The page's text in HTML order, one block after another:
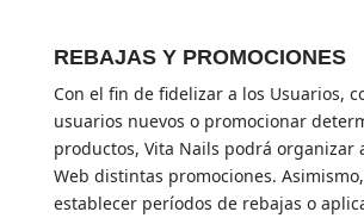
REBAJAS Y PROMOCIONES
Con el fin de fidelizar a los Usuarios,
usuarios nuevos o promocionar
productos, Vita Nails podrá organizar
Web distintas promociones.
establecer períodos de rebajas o